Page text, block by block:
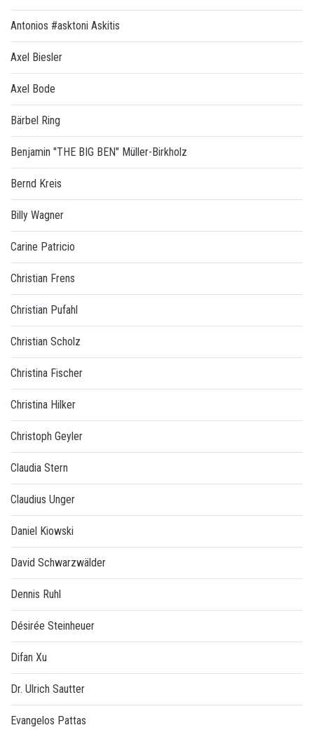
Antonios #asktoni Askitis
Axel Biesler
Axel Bode
Bärbel Ring
Benjamin "THE BIG BEN" Müller-Birkholz
Bernd Kreis
Billy Wagner
Carine Patricio
Christian Frens
Christian Pufahl
Christian Scholz
Christina Fischer
Christina Hilker
Christoph Geyler
Claudia Stern
Claudius Unger
Daniel Kiowski
David Schwarzwälder
Dennis Ruhl
Désirée Steinheuer
Difan Xu
Dr. Ulrich Sautter
Evangelos Pattas